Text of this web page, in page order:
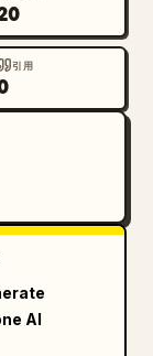
引用
AI